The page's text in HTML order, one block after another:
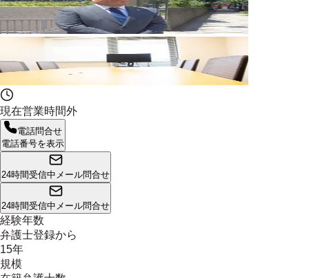
現在営業時間外
電話問合せ
電話番号を表示
24時間受信中 メール問合せ
24時間受信中 メール問合せ
経験年数
弁護士登録から
15年
規模